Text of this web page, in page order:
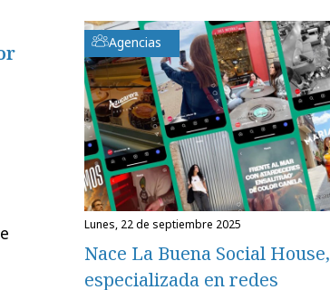
Agencias
lunes, 22 de septiembre 2025
Nace La Buena Social House,
especializada en redes